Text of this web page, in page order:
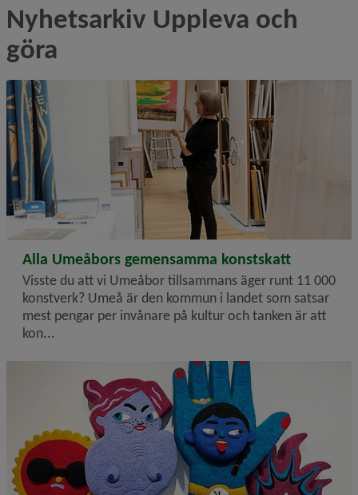
Nyhetsarkiv Uppleva och
göra
2024-08-28
Alla Umeåbors gemensamma konstskatt
Visste du att vi Umeåbor tillsammans äger runt 11 000
konstverk? Umeå är den kommun i landet som satsar
mest pengar per invånare på kultur och tanken är att
kon...